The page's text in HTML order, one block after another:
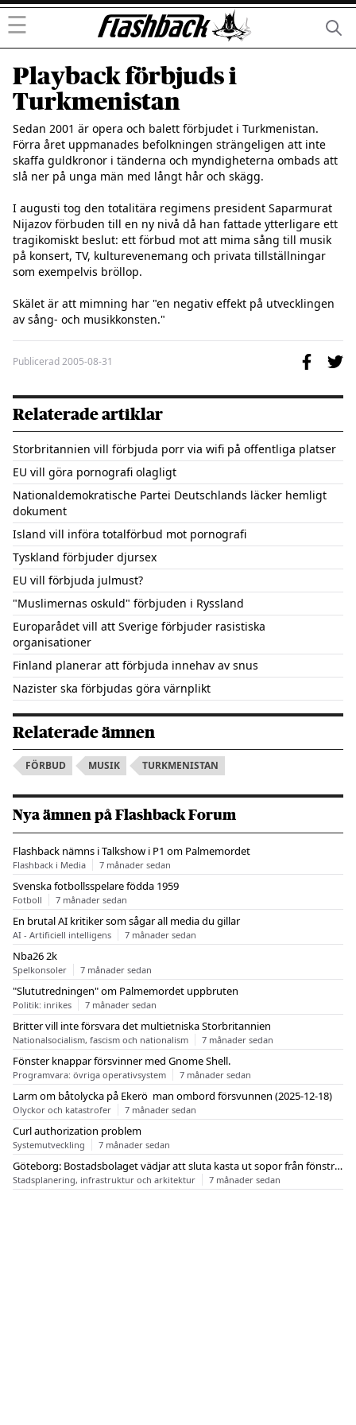
☰
Playback förbjuds i
Turkmenistan
Sedan 2001 är opera och balett förbjudet i Turkmenistan.
Förra året uppmanades befolkningen strängeligen att inte
skaffa guldkronor i tänderna och myndigheterna ombads att
slå ner på unga män med långt hår och skägg.
I augusti tog den totalitära regimens president Saparmurat
Nijazov förbuden till en ny nivå då han fattade ytterligare ett
tragikomiskt beslut: ett förbud mot att mima sång till musik
på konsert, TV, kulturevenemang och privata tillställningar
som exempelvis bröllop.
Skälet är att mimning har "en negativ effekt på utvecklingen
av sång- och musikkonsten."
Publicerad2005-08-31
Relaterade artiklar
Storbritannien vill förbjuda porr via wifi på offentliga platser
EU vill göra pornografi olagligt
Nationaldemokratische Partei Deutschlands läcker hemligt
dokument
Island vill införa totalförbud mot pornografi
Tyskland förbjuder djursex
EU vill förbjuda julmust?
"Muslimernas oskuld" förbjuden i Ryssland
Europarådet vill att Sverige förbjuder rasistiska
organisationer
Finland planerar att förbjuda innehav av snus
Nazister ska förbjudas göra värnplikt
Relaterade ämnen
FÖRBUD MUSIK TURKMENISTAN
Nya ämnen på Flashback Forum
Flashback nämns i Talkshow i P1 om Palmemordet
Flashback i Media 7 månader sedan
Svenska fotbollsspelare födda 1959
Fotboll 7 månader sedan
En brutal AI kritiker som sågar all media du gillar
AI - Artificiell intelligens 7 månader sedan
Nba26 2k
Spelkonsoler 7 månader sedan
"Slututredningen" om Palmemordet uppbruten
Politik: inrikes 7 månader sedan
Britter vill inte försvara det multietniska Storbritannien
Nationalsocialism, fascism och nationalism 7 månader sedan
Fönster knappar försvinner med Gnome Shell.
Programvara: övriga operativsystem 7 månader sedan
Larm om båtolycka på Ekerö  man ombord försvunnen (2025-12-18)
Olyckor och katastrofer 7 månader sedan
Curl authorization problem
Systemutveckling 7 månader sedan
Göteborg: Bostadsbolaget vädjar att sluta kasta ut sopor från fönstren
Stadsplanering, infrastruktur och arkitektur 7 månader sedan